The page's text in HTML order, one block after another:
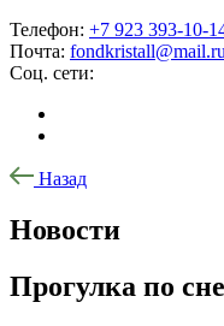
Телефон: +7 923 393-10-
Почта: fondkristall@mail.ru
Соц. сети:
Назад
Новости
Прогулка по